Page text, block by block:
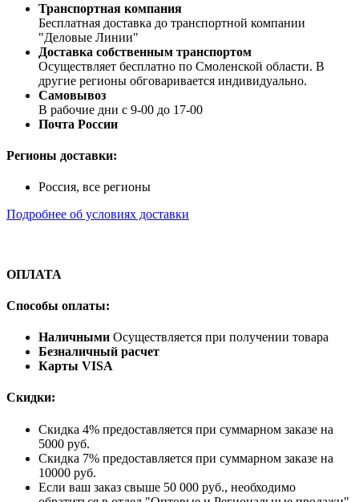
Транспортная компания
Бесплатная доставка до транспортной компании
"Деловые Линии"
Доставка собственным транспортом
Осуществляет бесплатно по Смоленской области. В
другие регионы обговаривается индивидуально.
Самовывоз
В рабочие дни с 9-00 до 17-00
Почта России
Регионы доставки:
Россия, все регионы
Подробнее об условиях доставки
ОПЛАТА
Способы оплаты:
Наличными Осуществляется при получении товара
Безналичный расчет
Карты VISA
Скидки:
Скидка 4% предоставляется при суммарном заказе на
5000 руб.
Скидка 7% предоставляется при суммарном заказе на
10000 руб.
Если ваш заказ свыше 50 000 руб., необходимо